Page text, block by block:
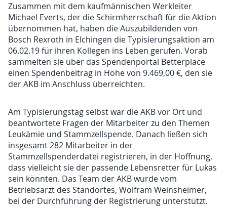
Zusammen mit dem kaufmännischen Werkleiter
Michael Everts, der die Schirmherrschaft für die Aktion
übernommen hat, haben die Auszubildenden von
Bosch Rexroth in Elchingen die Typisierungsaktion am
06.02.19 für ihren Kollegen ins Leben gerufen. Vorab
sammelten sie über das Spendenportal Betterplace
einen Spendenbeitrag in Höhe von 9.469,00 €, den sie
der AKB im Anschluss überreichten.
Am Typisierungstag selbst war die AKB vor Ort und
beantwortete Fragen der Mitarbeiter zu den Themen
Leukämie und Stammzellspende. Danach ließen sich
insgesamt 282 Mitarbeiter in der
Stammzellspenderdatei registrieren, in der Hoffnung,
dass vielleicht sie der passende Lebensretter für Lukas
sein könnten. Das Team der AKB wurde vom
Betriebsarzt des Standortes, Wolfram Weinsheimer,
bei der Durchführung der Registrierung unterstützt.